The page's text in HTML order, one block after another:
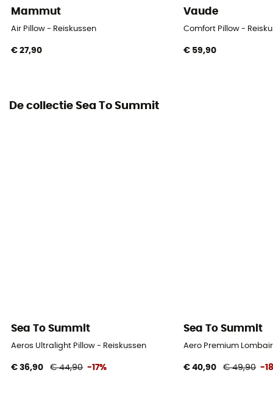
Mammut
Air Pillow - Reiskussen
€ 27,90
Vaude
Comfort Pillow -
€ 59,90
De collectie Sea To Summit
Sea To Summit
Aeros Ultralight Pillow - Reiskussen
€ 36,90 € 44,90 -17%
Sea To Summit
Aero Premium
€ 40,90 € 49,90 -